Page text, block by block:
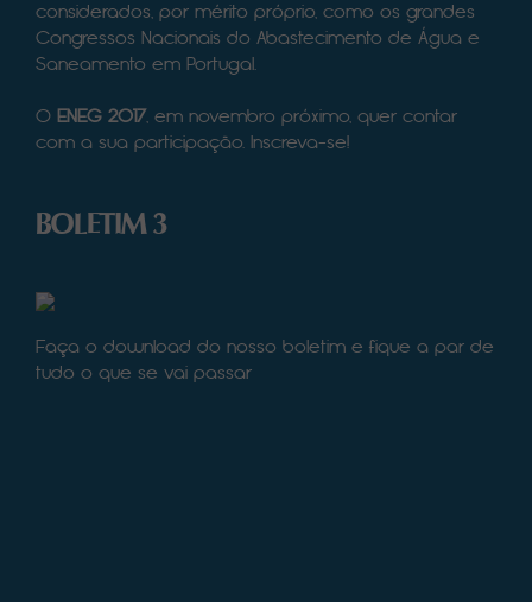
considerados, por mérito próprio, como os grandes
Congressos Nacionais do Abastecimento de Água e
Saneamento em Portugal.
O ENEG 2017, em novembro próximo, quer contar
com a sua participação. Inscreva-se!
BOLETIM 3
Faça o download do nosso boletim e fique a par de
tudo o que se vai passar